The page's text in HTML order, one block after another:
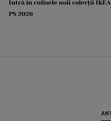
Intră în culisele noii colecții IKEA
PS 2026